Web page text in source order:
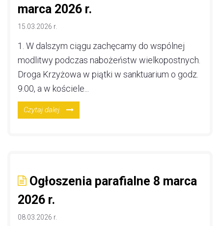
marca 2026 r.
15.03.2026 r.
1. W dalszym ciągu zachęcamy do wspólnej
modlitwy podczas nabożeństw wielkopostnych.
Droga Krzyżowa w piątki w sanktuarium o godz.
9.00, a w kościele...
Czytaj dalej
Ogłoszenia parafialne 8 marca
2026 r.
08.03.2026 r.